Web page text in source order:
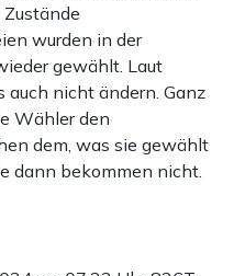
wurden in der
gewählt. Laut
auch nicht ändern. Ganz
Wähler den
dem, was sie gewählt
dann bekommen nicht.